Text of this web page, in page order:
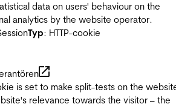
data on users' behaviour on the
analytics by the website operator.
Typ: HTTP-cookie
is set to make split-tests on the
relevance towards the visitor – the